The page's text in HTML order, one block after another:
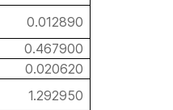
0.012890
0.467900
0.020620
1.292950